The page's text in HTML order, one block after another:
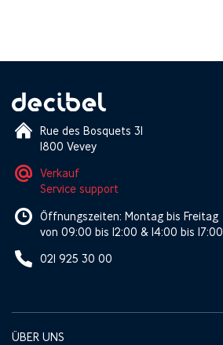
Rue des Bosquets 31
1800 Vevey
Verkauf
Service support
Öffnungszeiten: Montag bis Freitag
von 09:00 bis 12:00 & 14:00 bis 17:00
021 925 30 00
ÜBER UNS